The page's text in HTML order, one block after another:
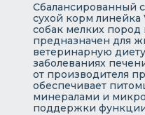
Сбалансированный
сухой корм линейка
собак мелких пород
предназначен для
ветеринарную
заболеваниях
от производителя
обеспечивает
минералами и
поддержки